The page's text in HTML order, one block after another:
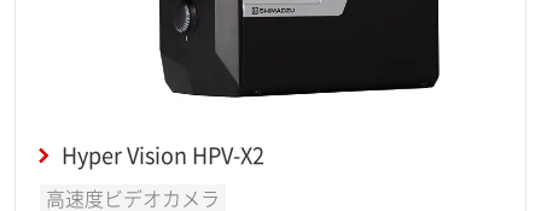
Hyper Vision HPV-X2
高速度ビデオカメラ